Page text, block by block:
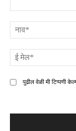
पुढील वेळी मी टिप्पणी